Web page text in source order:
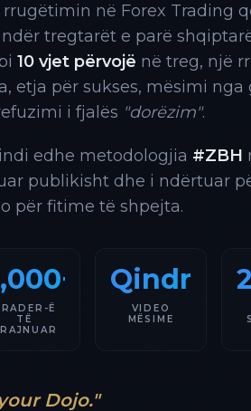
rrugëtimin në Forex Trading
tregtarët e parë
10 vjet përvojë në treg, një
etja për sukses, mësimi
i fjalës "dorëzim".
edhe metodologjia #ZBH
publikisht dhe i ndërtuar
për fitime të shpejta.
Ë
TË
Qindra
VIDEO
MËSIME
Dojo."